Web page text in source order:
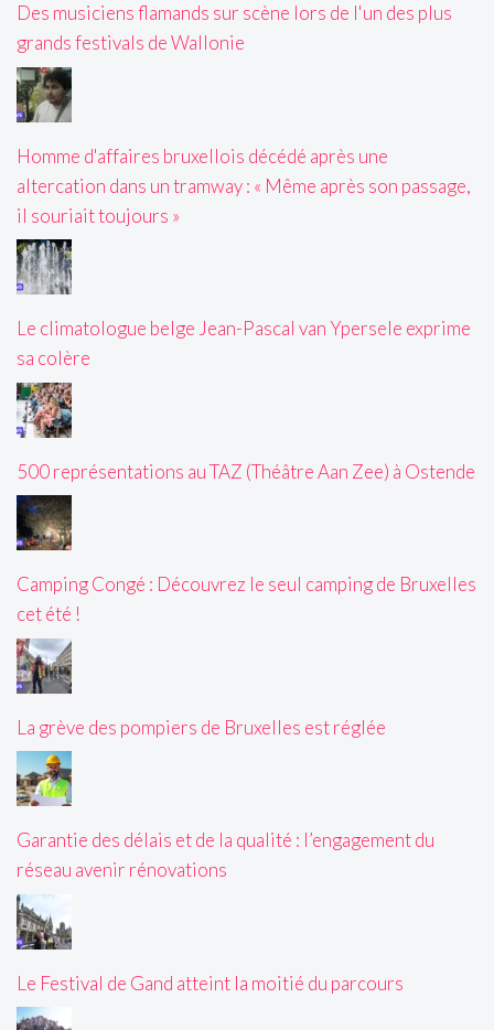
Des musiciens flamands sur scène lors de l'un des plus
grands festivals de Wallonie
Homme d'affaires bruxellois décédé après une
altercation dans un tramway : « Même après son passage,
il souriait toujours »
Le climatologue belge Jean-Pascal van Ypersele exprime
sa colère
500 représentations au TAZ (Théâtre Aan Zee) à Ostende
Camping Congé : Découvrez le seul camping de Bruxelles
cet été !
La grève des pompiers de Bruxelles est réglée
Garantie des délais et de la qualité : l’engagement du
réseau avenir rénovations
Le Festival de Gand atteint la moitié du parcours